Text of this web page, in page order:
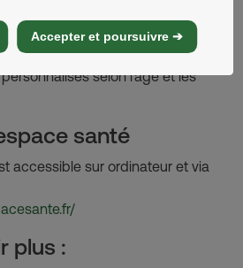
Accepter et poursuivre ➔
médical.
devrait proposer des
selon l’âge et les
santé
accessible sur ordinateur et via
plus :